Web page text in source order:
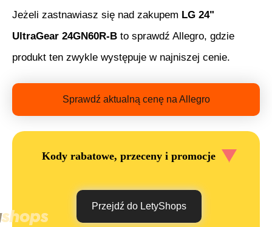
Jeżeli zastnawiasz się nad zakupem LG 24"
UltraGear 24GN60R-B to sprawdź Allegro, gdzie
produkt ten zwykle występuje w najniszej cenie.
Sprawdź aktualną cenę na Allegro
Kody rabatowe, przeceny i promocje
Przejdź do LetyShops